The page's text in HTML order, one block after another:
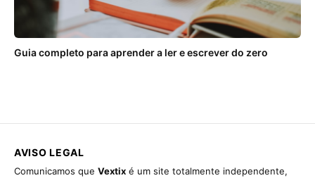
Guia completo para aprender a ler e escrever do zero
AVISO LEGAL
Comunicamos que Vextix é um site totalmente independente,